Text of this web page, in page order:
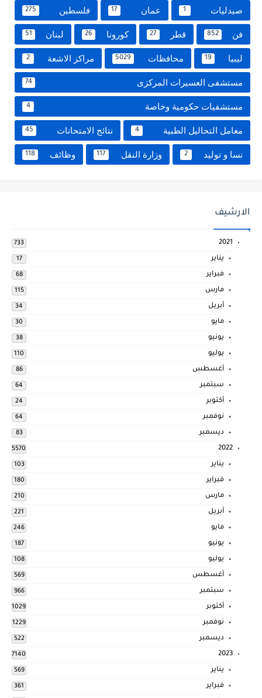
صيدليات 1 عمان 17 فلسطين 275
فن 852 قطر 27 كورونا 26 لبنان 51
ليبيا 19 محافظات 5029 مراكز الاشعة 2
مستشفى العسيرات المركزى 74
مستشفيات حكومية وخاصة 4
معامل التحاليل الطبية 4 نتائج الامتحانات 45
نسا و توليد 2 وزارة النقل 117 وظائف 118
الارشيف
2021
733
يناير 17
فبراير 68
مارس 115
أبريل 34
مايو 30
يونيو 38
يوليو 110
أغسطس 86
سبتمبر 64
أكتوبر 24
نوفمبر 64
ديسمبر 83
2022
5570
يناير 103
فبراير 180
مارس 210
أبريل 221
مايو 246
يونيو 187
يوليو 108
أغسطس 569
سبتمبر 966
أكتوبر 1029
نوفمبر 1229
ديسمبر 522
2023
7140
يناير 569
فبراير 361